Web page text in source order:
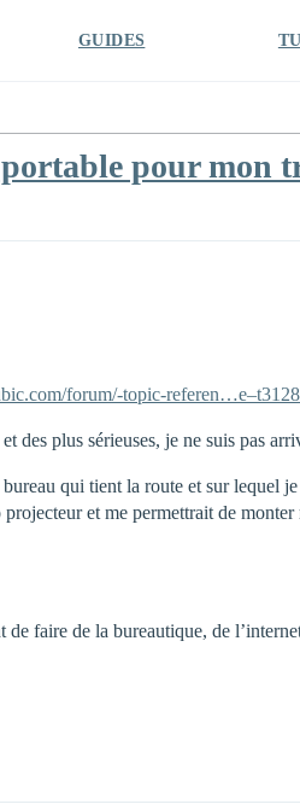
GUIDES
pour mon
forum/-topic-
des plus sérieuses, je ne suis pas
bureau qui tient la route et sur lequel
et me permettrait de
faire de la bureautique, de